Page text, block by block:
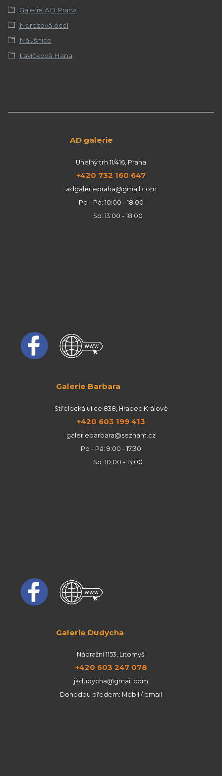
Galerie AD Praha
Nerezová ocel
Náušnice
Lavičková Hana
AD galerie
Uhelný trh 11/416, Praha
+420 732 160 647
adgaleriepraha@gmail.com
Po - Pá: 10:00 - 18:00
So: 13:00 - 18:00
Galerie Barbara
Střelecká ulice 838, Hradec Králové
+420 603 199 413
galeriebarbara@seznam.cz
Po - Pá: 9:00 - 17:30
So: 10:00 - 13:00
Galerie Dudycha
Nádražní 1153, Litomyšl
+420 603 247 078
jkdudycha@gmail.com
Dohodou předem: Mobil / email